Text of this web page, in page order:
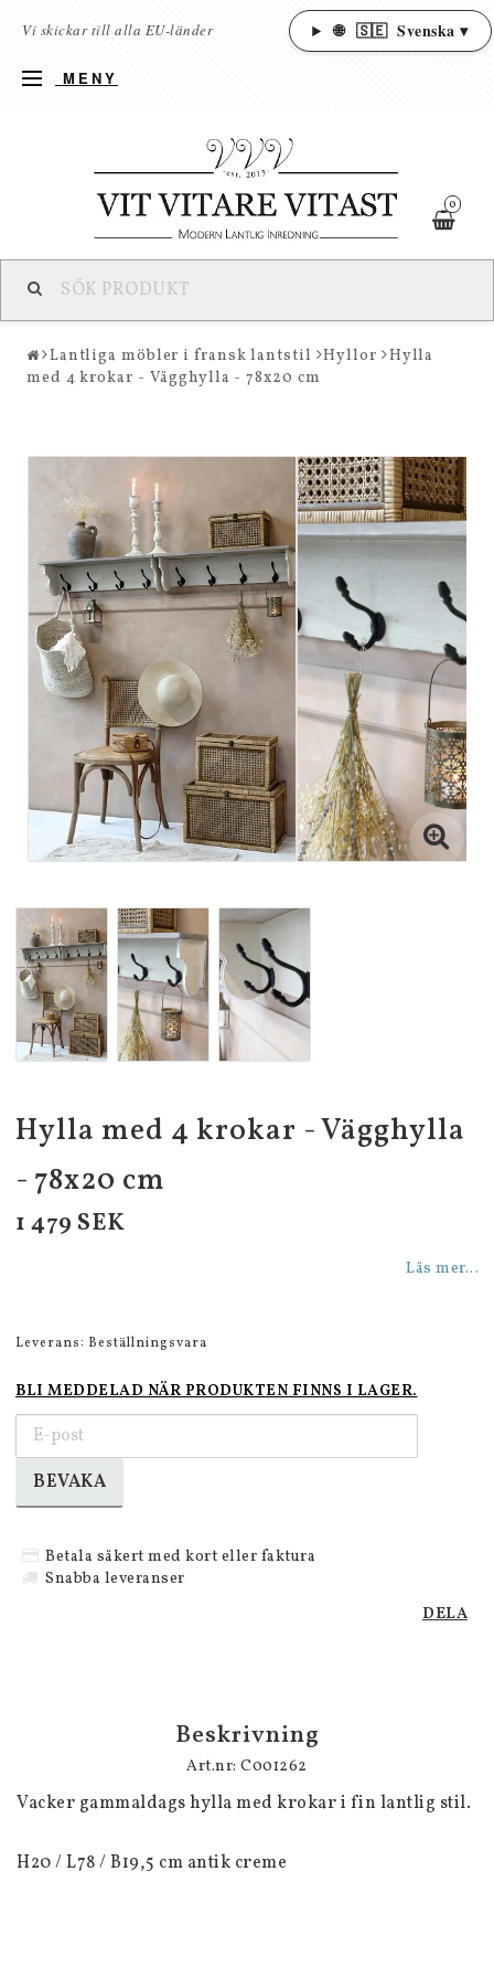
Vi skickar till alla EU-länder 🌐 🇸🇪 Svenska ▾
MENY
0
Lantliga möbler i fransk lantstil Hyllor
Hylla
med 4 krokar - Vägghylla - 78x20 cm
Hylla med 4 krokar - Vägghylla
- 78x20 cm
1 479 SEK
Läs mer...
Leverans: Beställningsvara
BLI MEDDELAD NÄR PRODUKTEN FINNS I LAGER.
BEVAKA
Betala säkert med kort eller faktura
Snabba leveranser
DELA
Beskrivning
Art.nr: C001262
Vacker gammaldags hylla med krokar i fin lantlig stil.
H20 / L78 / B19,5 cm antik creme